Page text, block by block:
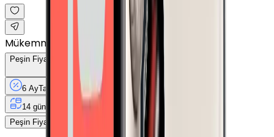
Mükemmel
Peşin Fiyatına Taksit 1.039,17 TL
6 AyTaksit 12 Ay Güvence 4 iş
14 gün
Peşin Fiyatına
1.039,17 TL
6.235 TL